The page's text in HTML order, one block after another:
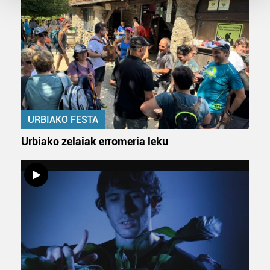
Guk eta gure bazkideek zure datu pertsonalak
prozesatzen ditugu, zure IP zenbakia, besteak beste,
teknologia erabiliz, cookieak adibidez, iragarki eta eduki
pertsonalizatuak eskaintzeko, iragarkiak eta edukia
neurtzeko, jendeari buruzko informazioa biltzeko eta
produktuak garatzeko. Zure datuak nork eta zertarako
erabiltzen dituen hauta dezakezu.
Bazkide batzuek ez dizute baimenik eskatzen, eta beren
duten interes legitimoa eta horren aurka nola egin
dezakezun ikusteko.
Lortu zure datu pertsonalak prozesatzeko moduari
buruzko informazio gehiago eta ezarri zure lehentasunak
datuen atalean. Edozein unetan alda edo ken dezakezu
zure baimena Cookieen adierazpenean.
URBIAKO FESTA
Urbiako zelaiak erromeria leku